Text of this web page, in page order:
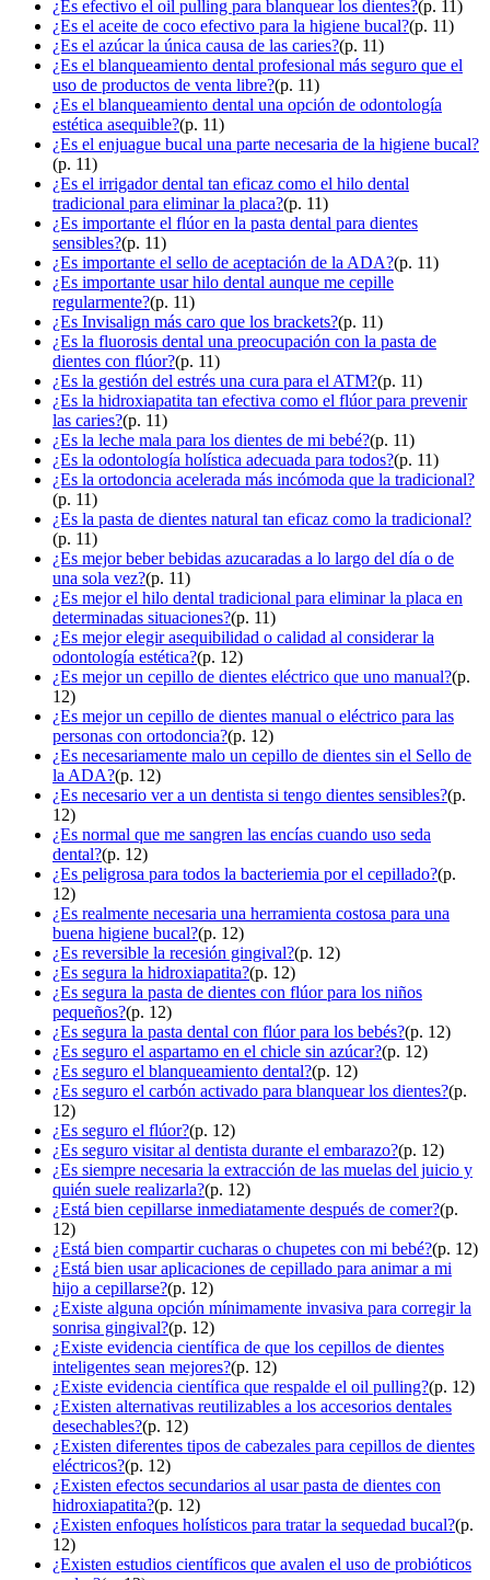
¿Es efectivo el oil pulling para blanquear los dientes?(p. 11)
¿Es el aceite de coco efectivo para la higiene bucal?(p. 11)
¿Es el azúcar la única causa de las caries?(p. 11)
¿Es el blanqueamiento dental profesional más seguro que el
uso de productos de venta libre?(p. 11)
¿Es el blanqueamiento dental una opción de odontología
estética asequible?(p. 11)
¿Es el enjuague bucal una parte necesaria de la higiene bucal?
(p. 11)
¿Es el irrigador dental tan eficaz como el hilo dental
tradicional para eliminar la placa?(p. 11)
¿Es importante el flúor en la pasta dental para dientes
sensibles?(p. 11)
¿Es importante el sello de aceptación de la ADA?(p. 11)
¿Es importante usar hilo dental aunque me cepille
regularmente?(p. 11)
¿Es Invisalign más caro que los brackets?(p. 11)
¿Es la fluorosis dental una preocupación con la pasta de
dientes con flúor?(p. 11)
¿Es la gestión del estrés una cura para el ATM?(p. 11)
¿Es la hidroxiapatita tan efectiva como el flúor para prevenir
las caries?(p. 11)
¿Es la leche mala para los dientes de mi bebé?(p. 11)
¿Es la odontología holística adecuada para todos?(p. 11)
¿Es la ortodoncia acelerada más incómoda que la tradicional?
(p. 11)
¿Es la pasta de dientes natural tan eficaz como la tradicional?
(p. 11)
¿Es mejor beber bebidas azucaradas a lo largo del día o de
una sola vez?(p. 11)
¿Es mejor el hilo dental tradicional para eliminar la placa en
determinadas situaciones?(p. 11)
¿Es mejor elegir asequibilidad o calidad al considerar la
odontología estética?(p. 12)
¿Es mejor un cepillo de dientes eléctrico que uno manual?(p.
12)
¿Es mejor un cepillo de dientes manual o eléctrico para las
personas con ortodoncia?(p. 12)
¿Es necesariamente malo un cepillo de dientes sin el Sello de
la ADA?(p. 12)
¿Es necesario ver a un dentista si tengo dientes sensibles?(p.
12)
¿Es normal que me sangren las encías cuando uso seda
dental?(p. 12)
¿Es peligrosa para todos la bacteriemia por el cepillado?(p.
12)
¿Es realmente necesaria una herramienta costosa para una
buena higiene bucal?(p. 12)
¿Es reversible la recesión gingival?(p. 12)
¿Es segura la hidroxiapatita?(p. 12)
¿Es segura la pasta de dientes con flúor para los niños
pequeños?(p. 12)
¿Es segura la pasta dental con flúor para los bebés?(p. 12)
¿Es seguro el aspartamo en el chicle sin azúcar?(p. 12)
¿Es seguro el blanqueamiento dental?(p. 12)
¿Es seguro el carbón activado para blanquear los dientes?(p.
12)
¿Es seguro el flúor?(p. 12)
¿Es seguro visitar al dentista durante el embarazo?(p. 12)
¿Es siempre necesaria la extracción de las muelas del juicio y
quién suele realizarla?(p. 12)
¿Está bien cepillarse inmediatamente después de comer?(p.
12)
¿Está bien compartir cucharas o chupetes con mi bebé?(p. 12)
¿Está bien usar aplicaciones de cepillado para animar a mi
hijo a cepillarse?(p. 12)
¿Existe alguna opción mínimamente invasiva para corregir la
sonrisa gingival?(p. 12)
¿Existe evidencia científica de que los cepillos de dientes
inteligentes sean mejores?(p. 12)
¿Existe evidencia científica que respalde el oil pulling?(p. 12)
¿Existen alternativas reutilizables a los accesorios dentales
desechables?(p. 12)
¿Existen diferentes tipos de cabezales para cepillos de dientes
eléctricos?(p. 12)
¿Existen efectos secundarios al usar pasta de dientes con
hidroxiapatita?(p. 12)
¿Existen enfoques holísticos para tratar la sequedad bucal?(p.
12)
¿Existen estudios científicos que avalen el uso de probióticos